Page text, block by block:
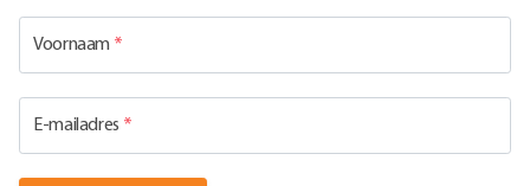
Voornaam *
E-mailadres *